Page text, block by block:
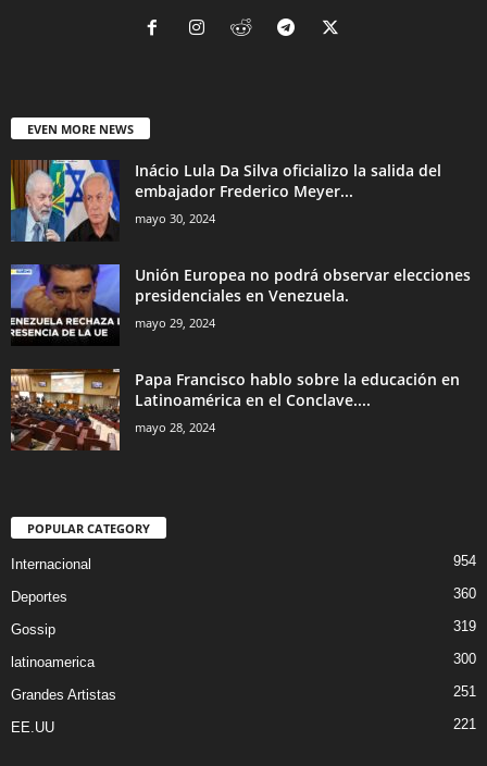
EVEN MORE NEWS
Inácio Lula Da Silva oficializo la salida del
embajador Frederico Meyer...
mayo 30, 2024
Unión Europea no podrá observar elecciones
presidenciales en Venezuela.
mayo 29, 2024
Papa Francisco hablo sobre la educación en
Latinoamérica en el Conclave....
mayo 28, 2024
POPULAR CATEGORY
Internacional 954
Deportes 360
Gossip 319
latinoamerica 300
Grandes Artistas 251
EE.UU 221